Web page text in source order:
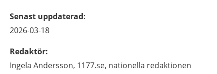
Senast uppdaterad:
2026-03-18
Redaktör:
Ingela Andersson, 1177.se, nationella redaktionen